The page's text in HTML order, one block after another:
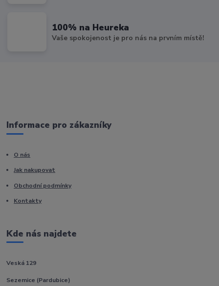
100% na Heureka
Vaše spokojenost je pro nás na prvním místě!
Informace pro zákazníky
O nás
Jak nakupovat
Obchodní podmínky
Kontakty
Kde nás najdete
Veská 129
Sezemice (Pardubice)